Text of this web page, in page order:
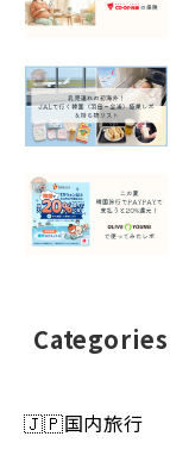
Categories
🇯🇵国内旅行